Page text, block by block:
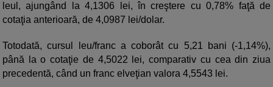
leul, ajungând la 4,1306 lei, în creştere cu 0,78% faţă de
cotaţia anterioară, de 4,0987 lei/dolar.
Totodată, cursul leu/franc a coborât cu 5,21 bani (-1,14%),
până la o cotaţie de 4,5022 lei, comparativ cu cea din ziua
precedentă, când un franc elveţian valora 4,5543 lei.